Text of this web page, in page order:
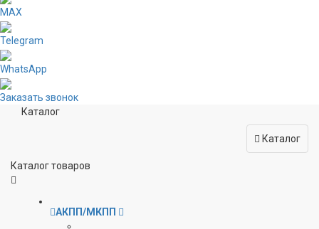
MAX
Telegram
WhatsApp
Заказать звонок
Каталог
Каталог
Каталог товаров
АКПП/МКПП